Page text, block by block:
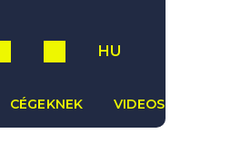
HU
CÉGEKNEK VIDEOS